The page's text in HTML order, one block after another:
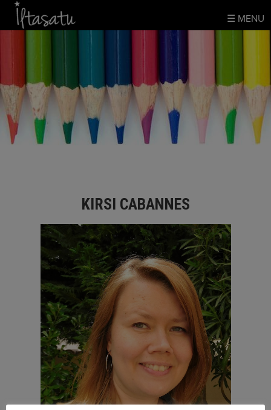
Skip
☰ MENU
KIRSI CABANNES